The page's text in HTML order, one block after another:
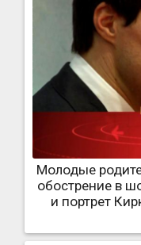
Молодые
обострение в
и портрет